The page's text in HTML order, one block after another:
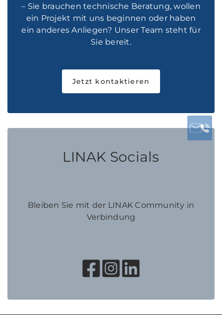
– Sie brauchen technische Beratung, wollen
ein Projekt mit uns beginnen oder haben
ein anderes Anliegen? Unser Team steht für
Sie bereit.
Jetzt kontaktieren
LINAK Socials
Bleiben Sie mit der LINAK Community in
Verbindung